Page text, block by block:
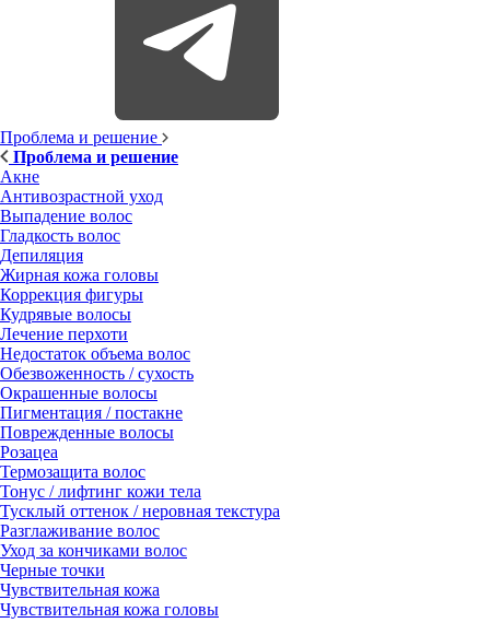
Проблема и решение
Проблема и решение
Акне
Антивозрастной уход
Выпадение волос
Гладкость волос
Депиляция
Жирная кожа головы
Коррекция фигуры
Кудрявые волосы
Лечение перхоти
Недостаток объема волос
Обезвоженность / сухость
Окрашенные волосы
Пигментация / постакне
Поврежденные волосы
Розацеа
Термозащита волос
Тонус / лифтинг кожи тела
Тусклый оттенок / неровная текстура
Разглаживание волос
Уход за кончиками волос
Черные точки
Чувствительная кожа
Чувствительная кожа головы